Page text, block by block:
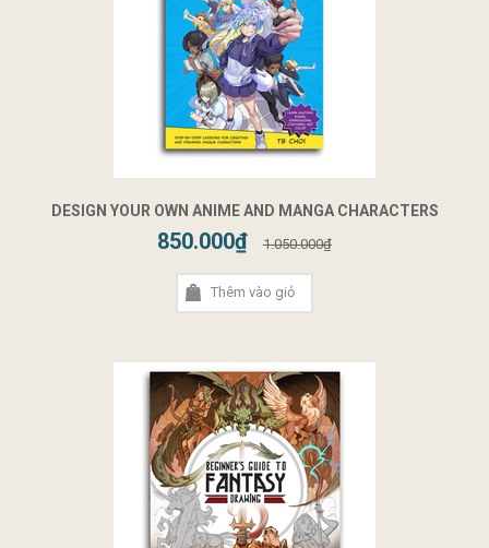
DESIGN YOUR OWN ANIME AND MANGA CHARACTERS
850.000₫ 1.050.000₫
Thêm vào giỏ